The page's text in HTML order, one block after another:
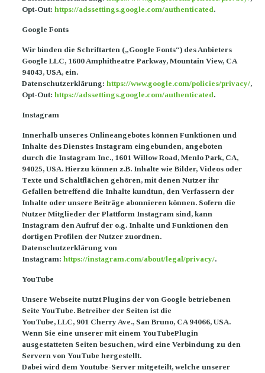
Opt-Out: https://adssettings.google.com/authenticated.
Google Fonts
Wir binden die Schriftarten („Google Fonts“) des Anbieters
Google LLC, 1600 Amphitheatre Parkway, Mountain View, CA
94043, USA, ein.
Datenschutzerklärung: https://www.google.com/policies/privacy/,
Opt-Out: https://adssettings.google.com/authenticated.
Instagram
Innerhalb unseres Onlineangebotes können Funktionen und
Inhalte des Dienstes Instagram eingebunden, angeboten
durch die Instagram Inc., 1601 Willow Road, Menlo Park, CA,
94025, USA. Hierzu können z.B. Inhalte wie Bilder, Videos oder
Texte und Schaltflächen gehören, mit denen Nutzer ihr
Gefallen betreffend die Inhalte kundtun, den Verfassern der
Inhalte oder unsere Beiträge abonnieren können. Sofern die
Nutzer Mitglieder der Plattform Instagram sind, kann
Instagram den Aufruf der o.g. Inhalte und Funktionen den
dortigen Profilen der Nutzer zuordnen.
Datenschutzerklärung von
Instagram: https://instagram.com/about/legal/privacy/.
YouTube
Unsere Webseite nutzt Plugins der von Google betriebenen
Seite YouTube. Betreiber der Seiten ist die
YouTube, LLC, 901 Cherry Ave., San Bruno, CA 94066, USA.
Wenn Sie eine unserer mit einem YouTubePlugin
ausgestatteten Seiten besuchen, wird eine Verbindung zu den
Servern von YouTube hergestellt.
Dabei wird dem Youtube-Server mitgeteilt, welche unserer